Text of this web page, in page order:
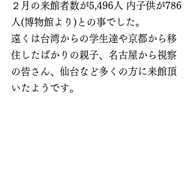
２月の来館者数が5,496人 内子供が786
人(博物館より)との事でした。
遠くは台湾からの学生達や京都から移
住したばかりの親子、名古屋から視察
の皆さん、仙台など多くの方に来館頂
いたようです。